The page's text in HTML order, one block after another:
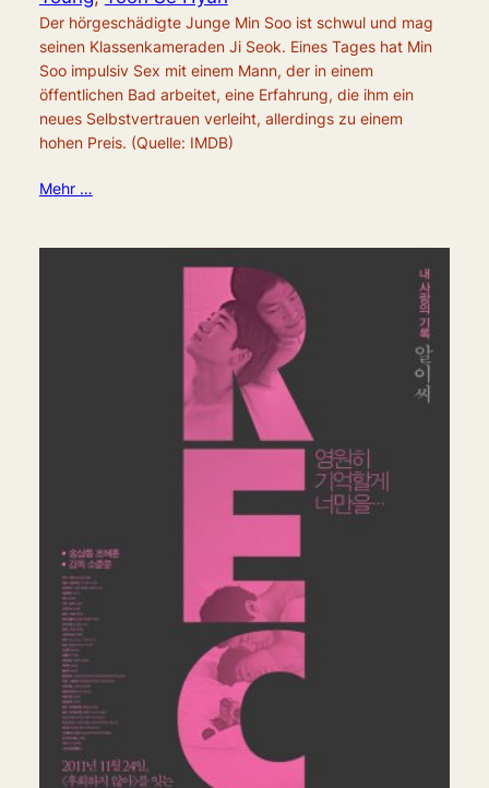
Der hörgeschädigte Junge Min Soo ist schwul und mag
seinen Klassenkameraden Ji Seok. Eines Tages hat Min
Soo impulsiv Sex mit einem Mann, der in einem
öffentlichen Bad arbeitet, eine Erfahrung, die ihm ein
neues Selbstvertrauen verleiht, allerdings zu einem
hohen Preis. (Quelle: IMDB)
Mehr …